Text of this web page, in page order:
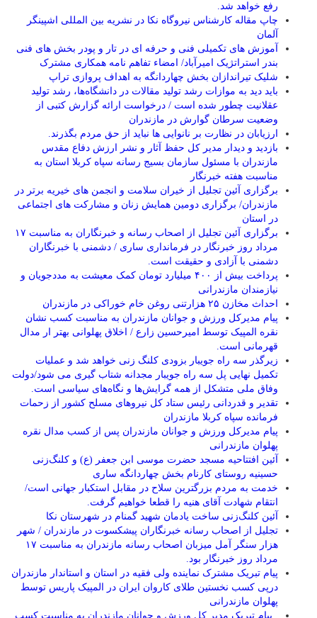
رفع خواهد شد.
چاپ مقاله کارشناس نيروگاه نكا در نشریه بین المللی اشپینگر
آلمان
آموزش های تکمیلی فنی و حرفه ای در تار و پودر بخش های فنی
بندر استراتژیک امیرآباد/ امضاء تفاهم نامه همکاری مشترک
شلیک تیراندازان بخش چهاردانگه به اهداف پروازی تراپ
باید دید به موازات رشد تولید مقالات در دانشگاه‌ها، رشد تولید
عقلانیت چطور شده است / درخواست ارائه گزارش کتبی از
وضعیت سرطان گوارش در مازندران
ارزیابان در نظارت بر نانوایی ها نباید از حق مردم بگذرند.
بازدید و دیدار مدیر کل حفظ آثار و نشر ارزش دفاع مقدس
مازندران با مسئول سازمان بسیج رسانه سپاه کربلا استان به
مناسبت هفته خبرنگار
برگزاری آئین تجلیل از خیران سلامت و انجمن های خیریه برتر در
مازندران/ برگزاری دومین همایش زنان و مشارکت های اجتماعی
در استان
برگزاری آئین تجلیل از اصحاب رسانه و خبرنگاران به مناسبت ۱۷
مرداد روز خبرنگار در فرمانداری ساری / دشمنی با خبرنگاران
دشمنی با آزادی و حقیقت است.
پرداخت بیش از ۴۰۰ میلیارد تومان کمک معیشت به مددجویان و
نیازمندان مازندرانی
احداث مخازن ۲۵ هزارتنی روغن خام خوراکی در مازندران
پیام مدیرکل ورزش و جوانان مازندران به مناسبت کسب نشان
نقره المپیک توسط امیرحسین زارع / اخلاق پهلوانی بهتر ار مدال
قهرمانی است.
زیرگذر سه راه جویبار بزودی کلنگ زنی خواهد شد و عملیات
تکمیل نهایی پل سه راه جویبار مجدانه شتاب گیری می شود/دولت
وفاق ملی متشکل از همه گرایش‌ها و نگاه‌های سیاسی است.
تقدیر و قدردانی رئیس ستاد کل نیرو‌های مسلح کشور از زحمات
فرمانده سپاه کربلا مازندران
پیام مدیرکل ورزش و جوانان مازندران پس از کسب مدال نقره
پهلوان مازندرانی
آئین افتتاحیه مسجد حضرت موسی ابن جعفر (ع) و کلنگ‌زنی
حسینیه روستای کارنام بخش چهاردانگه ساری
خدمت به مردم بزرگترین سلاح در مقابل استکبار جهانی است/
انتقام شهادت آقای هنیه را قطعا خواهیم گرفت.
آئین کلنگ‌زنی ساخت یادمان شهید گمنام در شهرستان نکا
تجلیل از اصحاب رسانه خبرنگاران پیشکسوت در مازندران / شهر
هزار سنگر آمل میزبان اصحاب رسانه مازندران به مناسبت ۱۷
مرداد روز خبرنگار بود.
پیام تبریک مشترک نماینده ولی فقیه در استان و استاندار مازندران
درپی کسب نخستین طلای کاروان ایران در المپیک پاریس توسط
پهلوان مازندرانی
‍ ‍ پیام تبریک مدیر کل ورزش و جوانان مازندران به مناسبت کسب